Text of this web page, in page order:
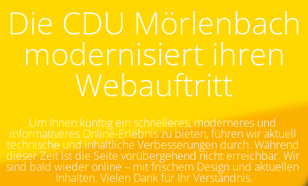
Die CDU Mörlenbach
modernisiert ihren
Webauftritt
Um Ihnen künftig ein schnelleres, moderneres und
informativeres Online-Erlebnis zu bieten, führen wir aktuell
technische und inhaltliche Verbesserungen durch. Während
dieser Zeit ist die Seite vorübergehend nicht erreichbar. Wir
sind bald wieder online – mit frischem Design und aktuellen
Inhalten. Vielen Dank für Ihr Verständnis.